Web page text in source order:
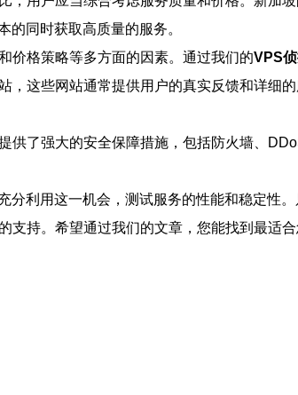
同时获取高质量的服务。
价格策略等多方面的因素。通过我们的VPS
，这些网站通常提供用户的真实反馈和详细
了强大的安全保障措施，包括防火墙、
利用这一机会，测试服务的性能和稳定性
支持。希望通过我们的文章，您能找到最适